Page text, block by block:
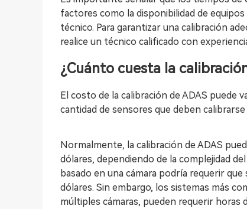
factores como la disponibilidad de equipos
técnico. Para garantizar una calibración
realice un técnico calificado con
¿Cuánto cuesta la
El costo de la calibración de ADAS puede
cantidad de sensores que deben
Normalmente, la calibración de ADAS
dólares, dependiendo de la complejidad
basado en una cámara podría requerir
dólares. Sin embargo, los sistemas más
múltiples cámaras, pueden requerir horas